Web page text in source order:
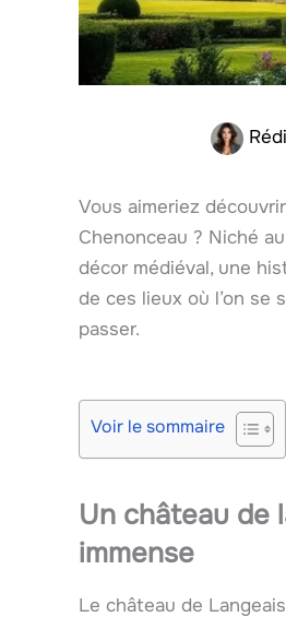
Vous aimeriez
Chenonceau ? Niché
décor médiéval, une
de ces lieux où l’on se
passer.
Voir le sommaire
Un château de
immense
Le château de